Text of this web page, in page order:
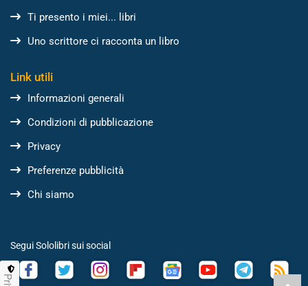
Ti presento i miei... libri
Uno scrittore ci racconta un libro
Link utili
Informazioni generali
Condizioni di pubblicazione
Privacy
Preferenze pubblicità
Chi siamo
Segui Sololibri sui social